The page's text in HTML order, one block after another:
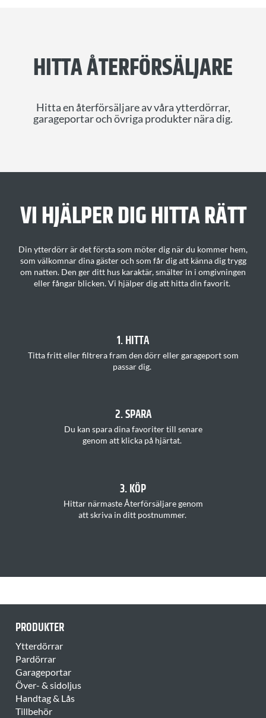
HITTA ÅTERFÖRSÄLJARE
Hitta en återförsäljare av våra ytterdörrar,
garageportar och övriga produkter nära dig.
VI HJÄLPER DIG HITTARÄTT
Din ytterdörr är det första som möter dig när du kommer hem,
som välkomnar dina gäster och som får dig att känna dig trygg
om natten. Den ger ditt hus karaktär, smälter in i omgivningen
eller fångar blicken.Vi hjälper dig att hitta din favorit.
1. HITTA
Tittafritteller filtrera fram den dörr eller garageport som
passardig.
2. SPARA
Du kan spara dina favoritertill senare
genom att klicka på hjärtat.
3. KÖP
Hittarnärmaste Återförsäljare genom
att skriva in ditt postnummer.
PRODUKTER
Ytterdörrar
Pardörrar
Garageportar
Över- & sidoljus
Handtag & Lås
Tillbehör